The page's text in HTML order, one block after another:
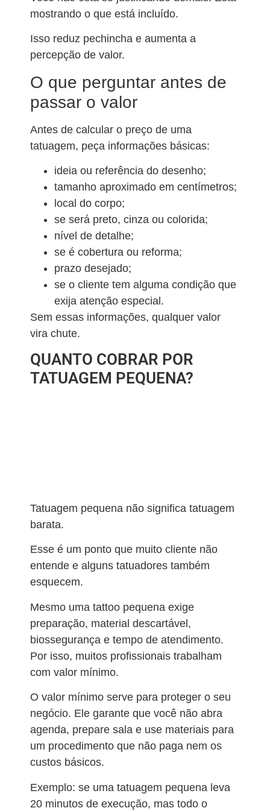
mostrando o que está incluído.
Isso reduz pechincha e aumenta a
percepção de valor.
O que perguntar antes de
passar o valor
Antes de calcular o preço de uma
tatuagem, peça informações básicas:
ideia ou referência do desenho;
tamanho aproximado em centímetros;
local do corpo;
se será preto, cinza ou colorida;
nível de detalhe;
se é cobertura ou reforma;
prazo desejado;
se o cliente tem alguma condição que
exija atenção especial.
Sem essas informações, qualquer valor
vira chute.
QUANTO COBRAR POR
TATUAGEM PEQUENA?
Tatuagem pequena não significa tatuagem
barata.
Esse é um ponto que muito cliente não
entende e alguns tatuadores também
esquecem.
Mesmo uma tattoo pequena exige
preparação, material descartável,
biossegurança e tempo de atendimento.
Por isso, muitos profissionais trabalham
com valor mínimo.
O valor mínimo serve para proteger o seu
negócio. Ele garante que você não abra
agenda, prepare sala e use materiais para
um procedimento que não paga nem os
custos básicos.
Exemplo: se uma tatuagem pequena leva
20 minutos de execução, mas todo o